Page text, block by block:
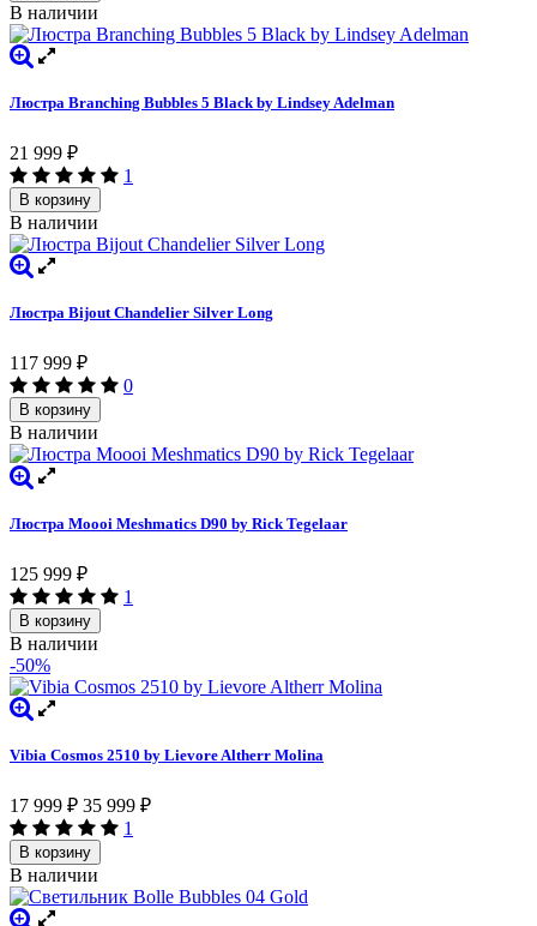
В наличии
Люстра Branching Bubbles 5 Black by Lindsey Adelman
21 999 ₽
1
В корзину
В наличии
Люстра Bijout Chandelier Silver Long
117 999 ₽
0
В корзину
В наличии
Люстра Moooi Meshmatics D90 by Rick Tegelaar
125 999 ₽
1
В корзину
В наличии
-50%
Vibia Cosmos 2510 by Lievore Altherr Molina
17 999 ₽ 35 999 ₽
1
В корзину
В наличии